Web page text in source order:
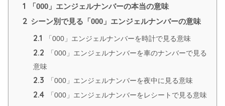
1 「000」エンジェルナンバーの本当の意味
2 シーン別で見る「000」エンジェルナンバーの意味
2.1 「000」エンジェルナンバーを時計で見る意味
2.2
「000」エンジェルナンバーを車のナンバーで見る
意味
2.3 「000」エンジェルナンバーを夜中に見る意味
2.4 「000」エンジェルナンバーをレシートで見る意味